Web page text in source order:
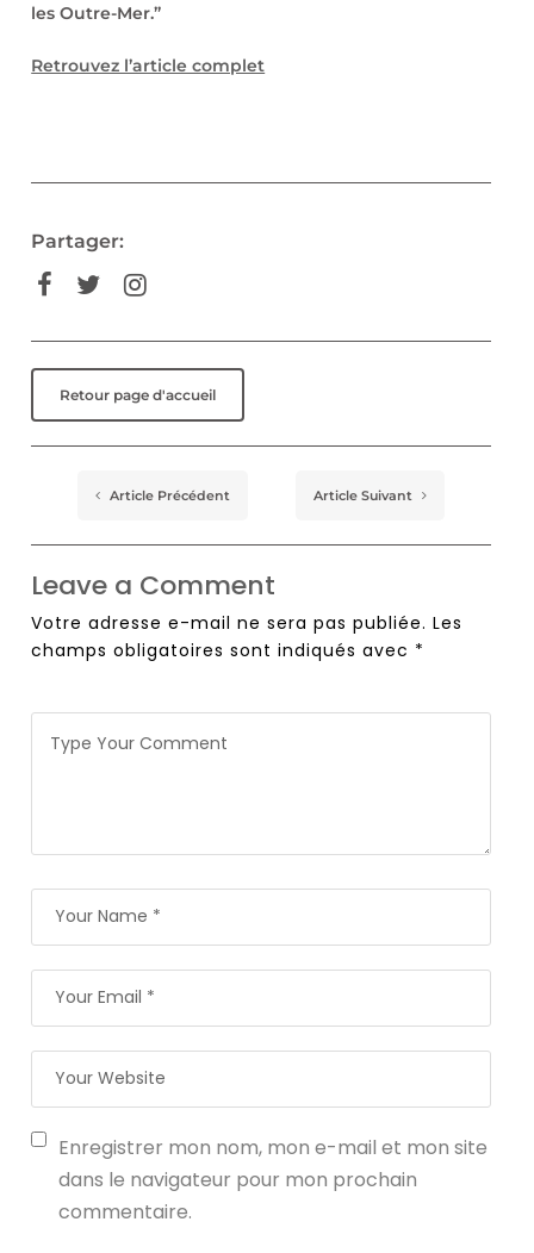
les Outre-Mer.”
Retrouvez l’article complet
Partager:
Retour page d'accueil
Article Précédent Article Suivant
Leave a Comment
Votre adresse e-mail ne sera pas publiée. Les
champs obligatoires sont indiqués avec *
Enregistrer mon nom, mon e-mail et mon site
dans le navigateur pour mon prochain
commentaire.